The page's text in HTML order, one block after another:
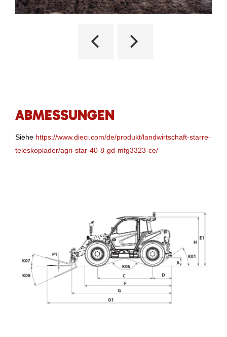
ABMESSUNGEN
Siehe https://www.dieci.com/de/produkt/landwirtschaft-starre-
teleskoplader/agri-star-40-8-gd-mfg3323-ce/